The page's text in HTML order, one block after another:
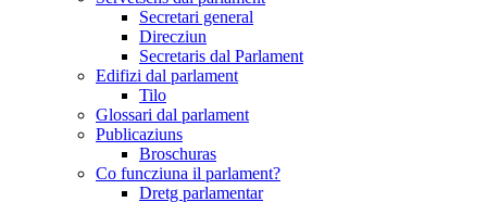
Secretari general
Direcziun
Secretaris dal Parlament
Edifizi dal parlament
Tilo
Glossari dal parlament
Publicaziuns
Broschuras
Co funcziuna il parlament?
Dretg parlamentar